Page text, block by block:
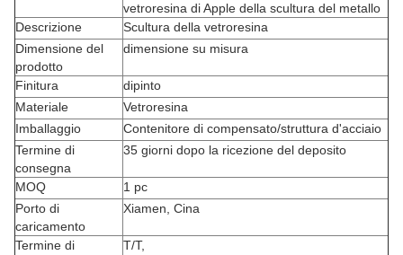
vetroresina di Apple della scultura del metallo
Descrizione
Scultura della vetroresina
Dimensione del
prodotto
dimensione su misura
Finitura
dipinto
Materiale
Vetroresina
Imballaggio
Contenitore di compensato/struttura d'acciaio
Termine di
consegna
35 giorni dopo la ricezione del deposito
MOQ
1 pc
Porto di
caricamento
Xiamen, Cina
Termine di
T/T,